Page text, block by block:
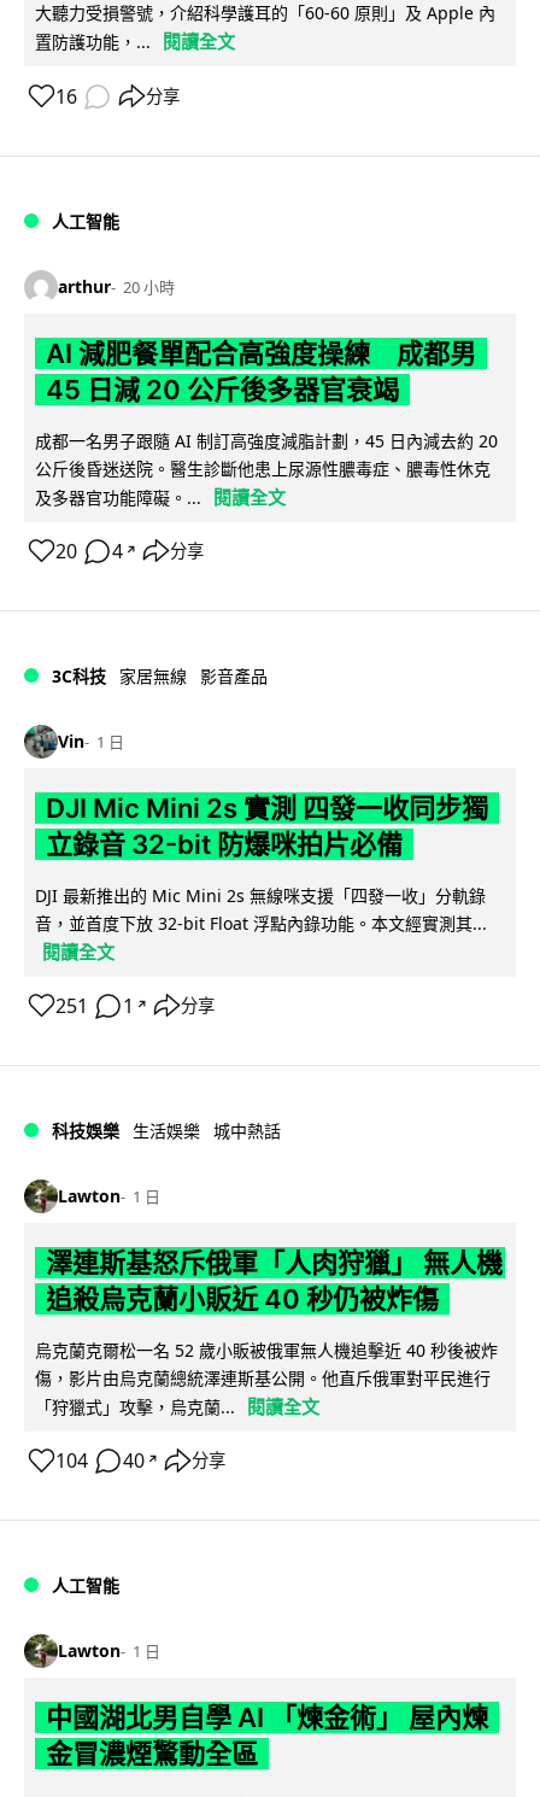
大聽力受損警號，介紹科學護耳的「60-60 原則」及 Apple 內
置防護功能，...
閱讀全文
16 分享
人工智能
arthur 20 小時
AI 減肥餐單配合高強度操練 成都男
45 日減 20 公斤後多器官衰竭
成都一名男子跟隨 AI 制訂高強度減脂計劃，45 日內減去約 20
公斤後昏迷送院。醫生診斷他患上尿源性膿毒症、膿毒性休克
及多器官功能障礙。...
閱讀全文
20 4 ↗ 分享
3C科技 家居無線 影音產品
Vin 1 日
DJI Mic Mini 2s 實測 四發一收同步獨
立錄音 32-bit 防爆咪拍片必備
DJI 最新推出的 Mic Mini 2s 無線咪支援「四發一收」分軌錄
音，並首度下放 32-bit Float 浮點內錄功能。本文經實測其...
閱讀全文
251 1 ↗ 分享
科技娛樂 生活娛樂 城中熱話
Lawton 1 日
澤連斯基怒斥俄軍「人肉狩獵」 無人機
追殺烏克蘭小販近 40 秒仍被炸傷
烏克蘭克爾松一名 52 歲小販被俄軍無人機追擊近 40 秒後被炸
傷，影片由烏克蘭總統澤連斯基公開。他直斥俄軍對平民進行
「狩獵式」攻擊，烏克蘭...
閱讀全文
104 40 ↗ 分享
人工智能
Lawton 1 日
中國湖北男自學 AI 「煉金術」 屋內煉
金冒濃煙驚動全區